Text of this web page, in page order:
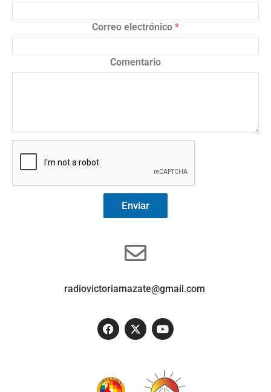
Correo electrónico *
Comentario
Enviar
radiovictoriamazate@gmail.com